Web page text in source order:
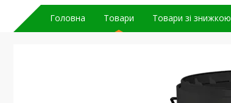
Головна Товари Товари зі знижкою